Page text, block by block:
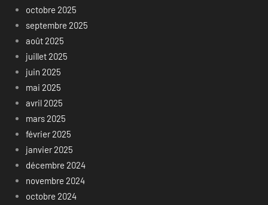
octobre 2025
septembre 2025
août 2025
juillet 2025
juin 2025
mai 2025
avril 2025
mars 2025
février 2025
janvier 2025
décembre 2024
novembre 2024
octobre 2024